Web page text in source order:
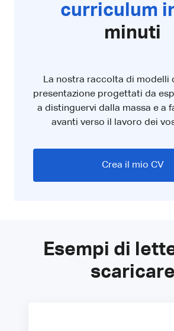
curriculum
minuti
La nostra raccolta di modelli
presentazione progettati da
a distinguervi dalla massa e a
avanti verso il lavoro dei
Crea il mio CV
Esempi di
scaricare